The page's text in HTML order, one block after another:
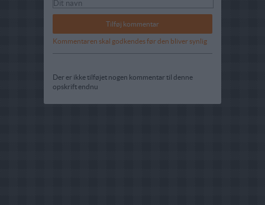
Kommentaren skal godkendes før den bliver synlig
Der er ikke tilføjet nogen kommentar til denne
opskrift endnu